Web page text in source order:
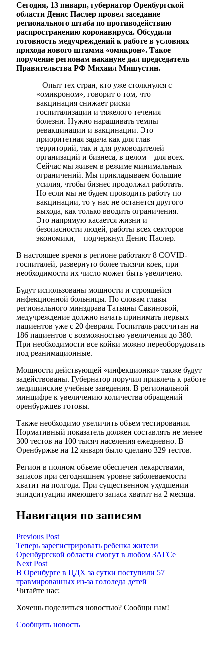
Сегодня, 13 января, губернатор Оренбургской
области Денис Паслер провел заседание
регионального штаба по противодействию
распространению коронавируса. Обсудили
готовность медучреждений к работе в условиях
прихода нового штамма «омикрон». Такое
поручение регионам накануне дал председатель
Правительства РФ Михаил Мишустин.
– Опыт тех стран, кто уже столкнулся с
«омикроном», говорит о том, что
вакцинация снижает риски
госпитализации и тяжелого течения
болезни. Нужно наращивать темпы
ревакцинации и вакцинации. Это
приоритетная задача как для глав
территорий, так и для руководителей
организаций и бизнеса, в целом – для всех.
Сейчас мы живем в режиме минимальных
ограничений. Мы прикладываем большие
усилия, чтобы бизнес продолжал работать.
Но если мы не будем проводить работу по
вакцинации, то у нас не останется другого
выхода, как только вводить ограничения.
Это напрямую касается жизни и
безопасности людей, работы всех секторов
экономики, – подчеркнул Денис Паслер.
В настоящее время в регионе работают 8 COVID-
госпиталей, развернуто более тысячи коек, при
необходимости их число может быть увеличено.
Будут использованы мощности и строящейся
инфекционной больницы. По словам главы
регионального минздрава Татьяны Савиновой,
медучреждение должно начать принимать первых
пациентов уже с 20 февраля. Госпиталь рассчитан на
186 пациентов с возможностью увеличения до 380.
При необходимости все койки можно переоборудовать
под реанимационные.
Мощности действующей «инфекционки» также будут
задействованы. Губернатор поручил привлечь к работе
медицинские учебные заведения. В региональной
минцифре к увеличению количества обращений
оренбуржцев готовы.
Также необходимо увеличить объем тестирования.
Нормативный показатель должен составлять не менее
300 тестов на 100 тысяч населения ежедневно. В
Оренбуржье на 12 января было сделано 329 тестов.
Регион в полном объеме обеспечен лекарствами,
запасов при сегодняшнем уровне заболеваемости
хватит на полгода. При существенном ухудшении
эпидситуации имеющего запаса хватит на 2 месяца.
Навигация по записям
Previous Post
Теперь зарегистрировать ребенка жители
Оренбургской области смогут в любом ЗАГСе
Next Post
В Оренбурге в ЦДХ за сутки поступили 57
травмированных из-за гололеда детей
Читайте нас:
Хочешь поделиться новостью? Сообщи нам!
Сообщить новость